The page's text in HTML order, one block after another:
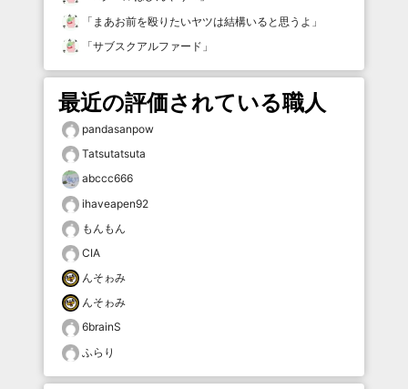
「 まあお前を殴りたいヤツは結構いると思うよ 」
「サブスクアルファード 」
最近の評価されている職人
pandasanpow
Tatsutatsuta
abccc666
ihaveapen92
もんもん
CIA
んそゎみ
んそゎみ
6brainS
ふらり